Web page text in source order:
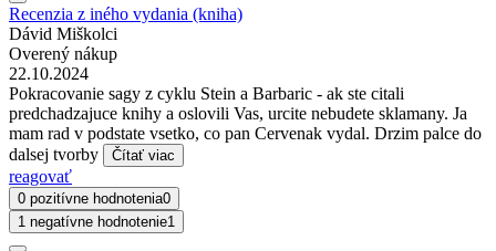
Recenzia z iného vydania (kniha)
Dávid Miškolci
Overený nákup
22.10.2024
Pokracovanie sagy z cyklu Stein a Barbaric - ak ste citali
predchadzajuce knihy a oslovili Vas, urcite nebudete sklamany. Ja
mam rad v podstate vsetko, co pan Cervenak vydal. Drzim palce do
dalsej tvorby
Čítať viac
reagovať
0 pozitívne hodnotenia0
1 negatívne hodnotenie1